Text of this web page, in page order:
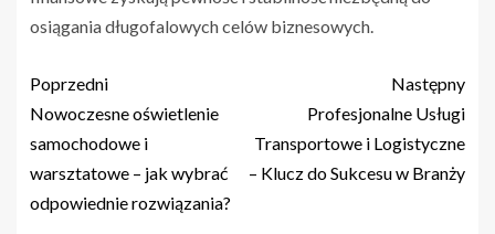
osiągania długofalowych celów biznesowych.
Poprzedni
Nowoczesne oświetlenie
samochodowe i
warsztatowe – jak wybrać
odpowiednie rozwiązania?
Następny
Profesjonalne Usługi
Transportowe i Logistyczne
– Klucz do Sukcesu w Branży